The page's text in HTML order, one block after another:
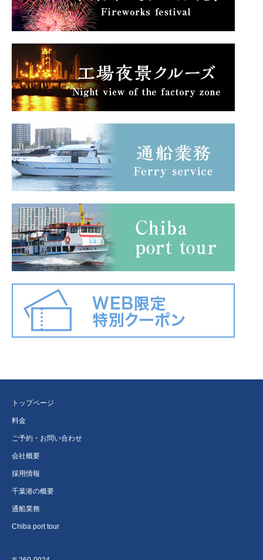
トップページ
料金
ご予約・お問い合わせ
会社概要
採用情報
千葉港の概要
通船業務
Chiba port tour